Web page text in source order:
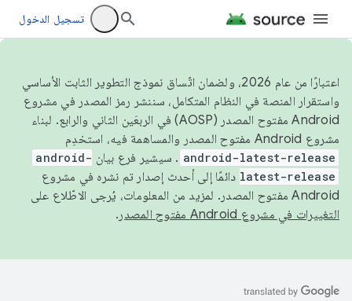
تسجيل الدخول
اعتبارًا من عام 2026، ولضمان اتّساق نموذج التطوير الثابت الأساسي
واستقرار المنصة في النظام المتكامل، سننشر رمز المصدر في مشروع
Android مفتوح المصدر (AOSP) في الربعَين الثاني والرابع. لبناء
مشروع Android مفتوح المصدر والمساهمة فيه، استخدِم
android-latest-release . سيشير فرع بيان android-
latest-release دائمًا إلى أحدث إصدار تم نشره في مشروع
Android مفتوح المصدر. لمزيد من المعلومات، يُرجى الاطّلاع على
التغييرات في مشروع Android مفتوح المصدر
.